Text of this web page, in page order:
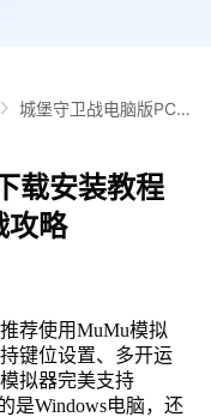
城堡守卫战电脑版PC
载安装教程
攻略
荐使用MuMu模拟
键位设置、多开运
拟器完美支持
是Windows电脑，还